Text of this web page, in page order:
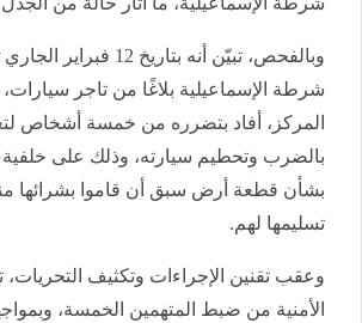
وبالفحص، تبيّن أنه بتاريخ 12
شرطة الإسماعيلية بلاغًا من تاجر سيارات،
المركز، أفاد بتضرره من خمسة أشخاص
بالضرب وتحطيم سيارته، وذلك على خلفية
بشأن قطعة أرض سبق أن قاموا بشرائها
تسليمها لهم.
وعقب تقنين الإجراءات وتكثيف التحريات،
الأمنية من ضبط المتهمين الخمسة،